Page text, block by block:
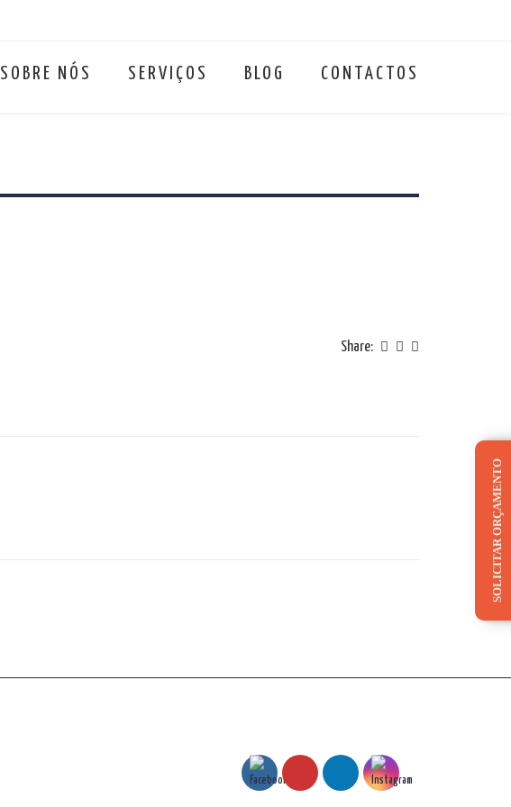
SOBRE NÓS SERVIÇOS BLOG CONTACTOS
Share:
SOLICITAR ORÇAMENTO